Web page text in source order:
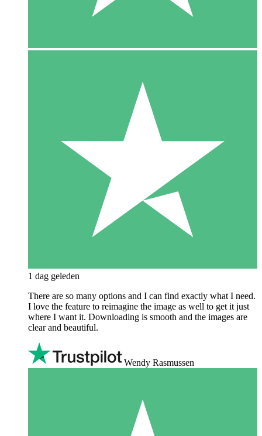
1 dag geleden
There are so many options and I can find exactly what I need.
I love the feature to reimagine the image as well to get it just
where I want it. Downloading is smooth and the images are
clear and beautiful.
Wendy Rasmussen